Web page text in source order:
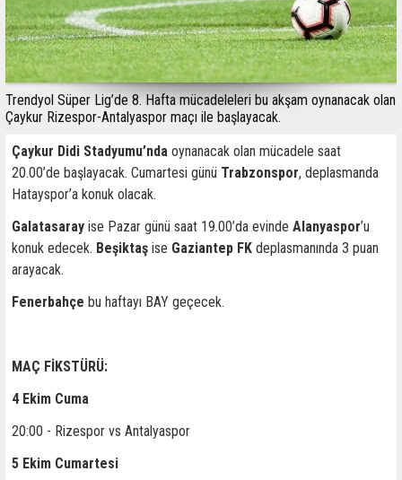
Trendyol Süper Lig’de 8. Hafta mücadeleleri bu akşam oynanacak olan
Çaykur Rizespor-Antalyaspor maçı ile başlayacak.
Çaykur Didi Stadyumu’nda oynanacak olan mücadele saat
20.00’de başlayacak. Cumartesi günü Trabzonspor, deplasmanda
Hatayspor’a konuk olacak.
Galatasaray ise Pazar günü saat 19.00’da evinde Alanyaspor’u
konuk edecek. Beşiktaş ise Gaziantep FK deplasmanında 3 puan
arayacak.
Fenerbahçe bu haftayı BAY geçecek.
MAÇ FİKSTÜRÜ:
4 Ekim Cuma
20:00 - Rizespor vs Antalyaspor
5 Ekim Cumartesi